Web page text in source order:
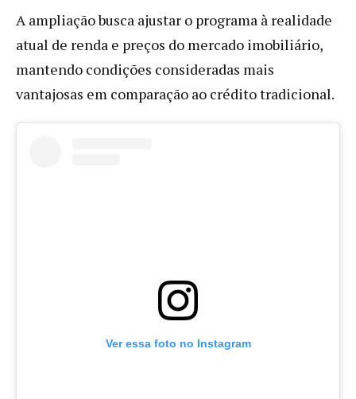
A ampliação busca ajustar o programa à realidade
atual de renda e preços do mercado imobiliário,
mantendo condições consideradas mais
vantajosas em comparação ao crédito tradicional.
Ver essa foto no Instagram